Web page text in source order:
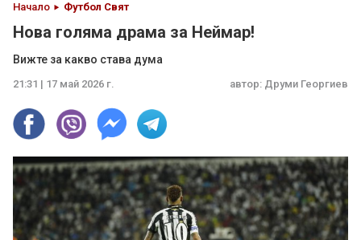
Начало Футбол Свят
Нова голяма драма за Неймар!
Вижте за какво става дума
21:31 | 17 май 2026 г. автор: Друми Георгиев